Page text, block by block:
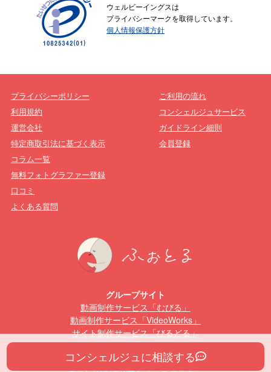
ウェルビーイングスは
プライバシーマークを取得しています。
個人情報保護方針
プライバシーポリシー
利用規約
運営会社
特定商取引法に基づく表示
ご利用の流れ
コンシェルジュサービス
ガイドライン細則
会員登録
コラム一覧
無料フォトグラファー登録
口コミ
よくある質問
グループサイト
動画制作サービス「むびる」
動画制作サービス「VideoWorks」
サイト制作サービス「びるどる」
動画編集スクール「むびるスクール」
Webデザインスクール「びるどるスクール」
コンシェルジュに相談する